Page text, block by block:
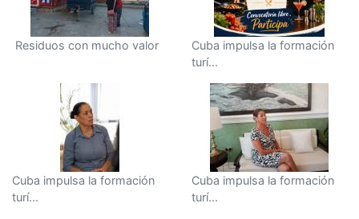
Residuos con mucho valor
Cuba impulsa la formación
turí...
Cuba impulsa la formación
turí...
Cuba impulsa la formación
turí...